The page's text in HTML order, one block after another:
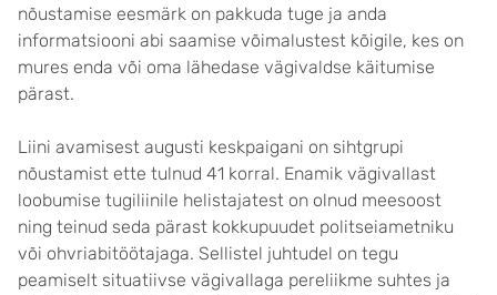
nõustamise eesmärk on pakkuda tuge ja anda
informatsiooni abi saamise võimalustest kõigile, kes on
mures enda või oma lähedase vägivaldse käitumise
pärast.
Liini avamisest augusti keskpaigani on sihtgrupi
nõustamist ette tulnud 41 korral. Enamik vägivallast
loobumise tugiliinile helistajatest on olnud meesoost
ning teinud seda pärast kokkupuudet politseiametniku
või ohvriabitöötajaga. Sellistel juhtudel on tegu
peamiselt situatiivse vägivallaga pereliikme suhtes ja